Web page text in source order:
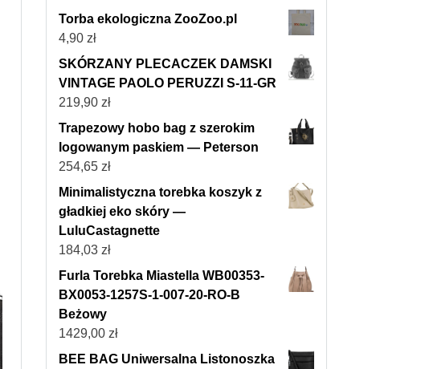
Torba ekologiczna ZooZoo.pl
4,90 zł
SKÓRZANY PLECACZEK DAMSKI
VINTAGE PAOLO PERUZZI S-11-GR
219,90 zł
Trapezowy hobo bag z szerokim
logowanym paskiem — Peterson
254,65 zł
Minimalistyczna torebka koszyk z
gładkiej eko skóry —
LuluCastagnette
184,03 zł
Furla Torebka Miastella WB00353-
BX0053-1257S-1-007-20-RO-B
Beżowy
1429,00 zł
BEE BAG Uniwersalna Listonoszka